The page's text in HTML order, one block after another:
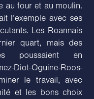
au four et au moulin.
l’exemple avec ses
Les Roannais
quart, mais des
poussaient en
Diot-Oguine-Roos-
le travail, avec
et les bons choix